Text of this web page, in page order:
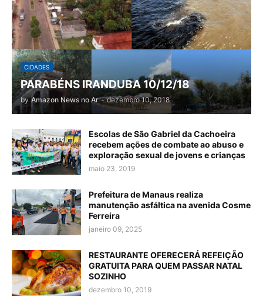
CIDADES
PARABÉNS IRANDUBA 10/12/18
by Amazon News no Ar - dezembro 10, 2018
Escolas de São Gabriel da Cachoeira
recebem ações de combate ao abuso e
exploração sexual de jovens e crianças
maio 23, 2019
Prefeitura de Manaus realiza
manutenção asfáltica na avenida Cosme
Ferreira
janeiro 09, 2025
RESTAURANTE OFERECERÁ REFEIÇÃO
GRATUITA PARA QUEM PASSAR NATAL
SOZINHO
dezembro 10, 2019